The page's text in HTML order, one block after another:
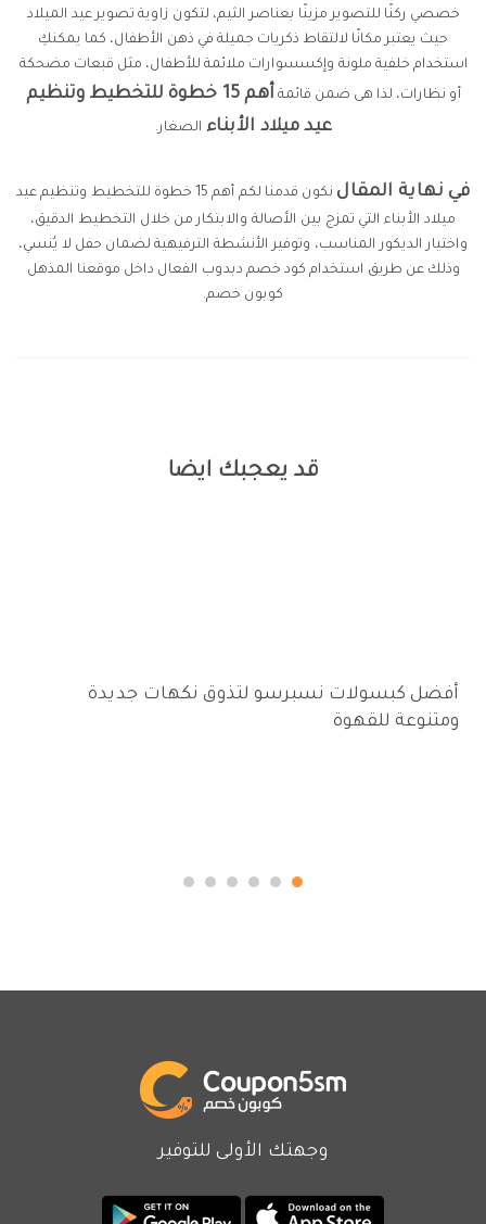
خصصي ركنًا للتصوير مزينًا بعناصر الثيم، لتكون زاوية تصوير عيد الميلاد
حيث يعتبر مكانًا لالتقاط ذكريات جميلة في ذهن الأطفال، كما يمكنكِ
استخدام خلفية ملونة وإكسسوارات ملائمة للأطفال، مثل قبعات مضحكة
أو نظارات، لذا هى ضمن قائمة
أهم 15 خطوة للتخطيط وتنظيم
عيد ميلاد الأبناء الصغار.
في نهاية المقال
نكون قدمنا لكم أهم 15 خطوة للتخطيط وتنظيم عيد
ميلاد الأبناء التي تمزج بين الأصالة والابتكار من خلال التخطيط الدقيق،
واختيار الديكور المناسب، وتوفير الأنشطة الترفيهية لضمان حفل لا يُنسي،
وذلك عن طريق استخدام كود خصم دبدوب الفعال داخل موقعنا المذهل
كوبون خصم.
قد يعجبك ايضا
أفضل كبسولات نسبرسو لتذوق نكهات جديدة
ومتنوعة للقهوة
وجهتك الأولى للتوفير